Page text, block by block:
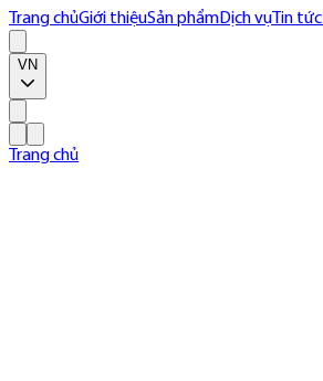
Trang chủGiới thiệuSản phẩmDịch vụ Tin tức
VN
Trang chủ